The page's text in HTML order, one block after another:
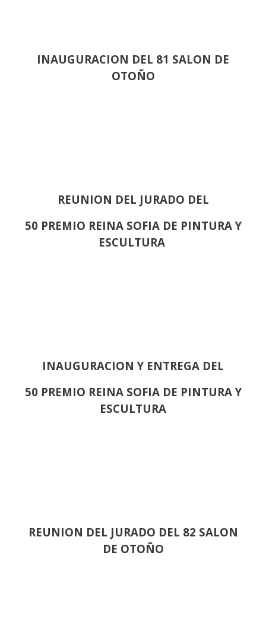
INAUGURACION DEL 81 SALON DE
OTOÑO
REUNION DEL JURADO DEL
50 PREMIO REINA SOFIA DE PINTURA Y
ESCULTURA
INAUGURACION Y ENTREGA DEL
50 PREMIO REINA SOFIA DE PINTURA Y
ESCULTURA
REUNION DEL JURADO DEL 82 SALON
DE OTOÑO